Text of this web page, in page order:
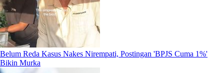
Belum Reda Kasus Nakes Nirempati, Postingan 'BPJS Cuma 1%'
Bikin Murka